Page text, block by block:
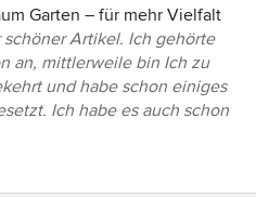
Garten – für mehr Vielfalt
schöner Artikel. Ich gehörte
an, mittlerweile bin Ich zu
und habe schon einiges
Ich habe es auch schon